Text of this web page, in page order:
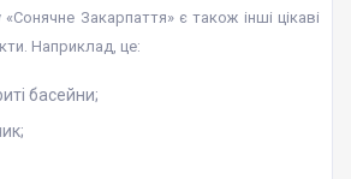
«Сонячне Закарпаття» є також інші цікаві
Наприклад, це:
басейни;